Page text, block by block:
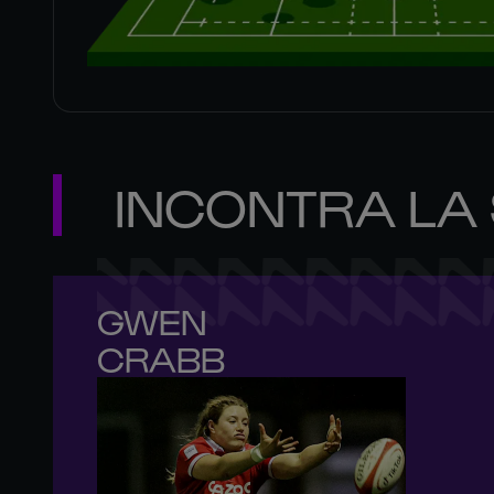
INCONTRA
GWEN
CRABB